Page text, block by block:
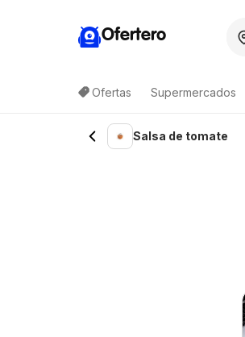
Ofertero
Ofertas Supermercados
Salsa de tomate